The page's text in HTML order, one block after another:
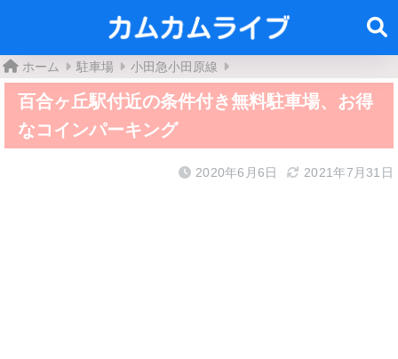
ホーム 駐車場 小田急小田原線
百合ヶ丘駅付近の条件付き無料駐車場、お得
なコインパーキング
2020年6月6日 2021年7月31日